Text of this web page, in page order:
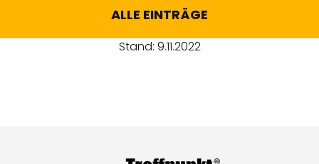
ALLE EINTRÄGE
Stand: 9.11.2022